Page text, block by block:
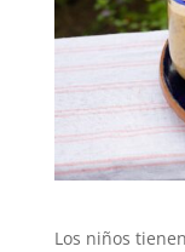
Los niños